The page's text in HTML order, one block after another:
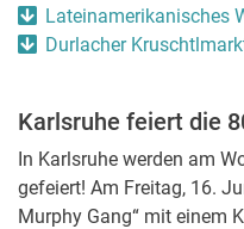
Lateinamerikanisches
Durlacher
Karlsruhe feiert die
In Karlsruhe werden am
gefeiert! Am Freitag, 16.
Murphy Gang“ mit einem